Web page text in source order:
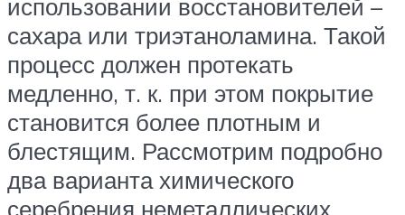
использовании восстановителей –
сахара или триэтаноламина. Такой
процесс должен протекать
медленно, т. к. при этом покрытие
становится более плотным и
блестящим. Рассмотрим подробно
два варианта химического
серебрения неметаллических